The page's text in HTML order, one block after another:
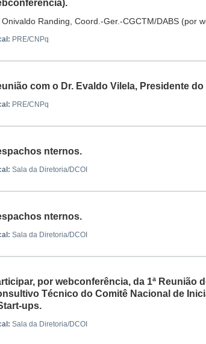
Onivaldo Randing, Coord.-Ger.-CGCTM/DABS (por
PRE/CNPq
com o Dr. Evaldo Vilela, Presidente do
PRE/CNPq
nternos.
Sala da Diretoria/DCOI
nternos.
Sala da Diretoria/DCOI
por webconferência, da 1ª Reunião
Técnico do Comitê Nacional de
ups.
Sala da Diretoria/DCOI